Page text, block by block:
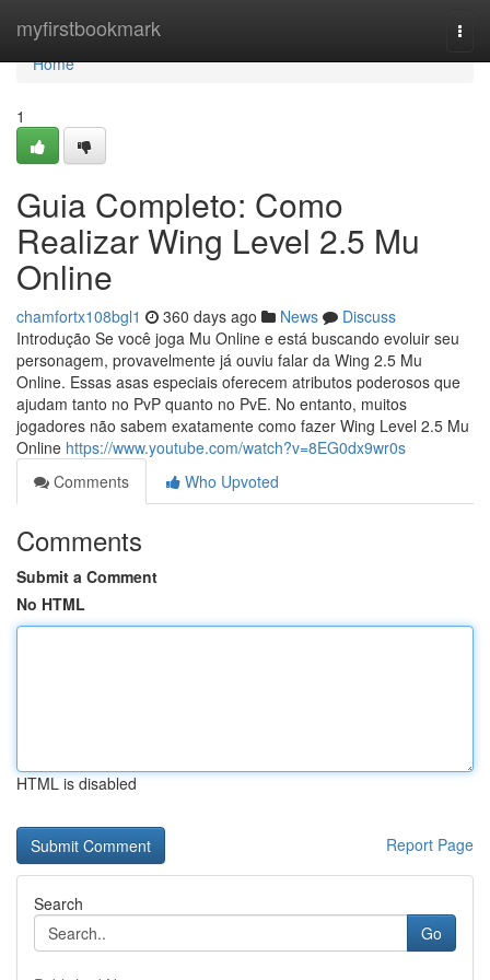
myfirstbookmark
Home
Home
1
Guia Completo: Como
Realizar Wing Level 2.5 Mu
Online
chamfortx108bgl1 360 days ago News
Discuss
Introdução Se você joga Mu Online e está buscando evoluir seu
personagem, provavelmente já ouviu falar da Wing 2.5 Mu
Online. Essas asas especiais oferecem atributos poderosos que
ajudam tanto no PvP quanto no PvE. No entanto, muitos
jogadores não sabem exatamente como fazer Wing Level 2.5 Mu
Online https://www.youtube.com/watch?v=8EG0dx9wr0s
Comments
Who Upvoted
Comments
Submit a Comment
No HTML
HTML is disabled
Report Page
Search
Go